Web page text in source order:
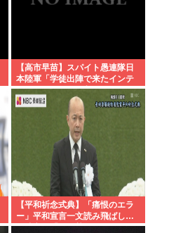
【高市早苗】スパイト愚連隊日
本陸軍「学徒出陣で来たインテ
リのクソガキ気に入らねえから
壮絶イジメしてやる」
【平和祈念式典】「痛恨のエラ
ー」平和宣言一文読み飛ばし…
長崎市長「つい熱くなって」